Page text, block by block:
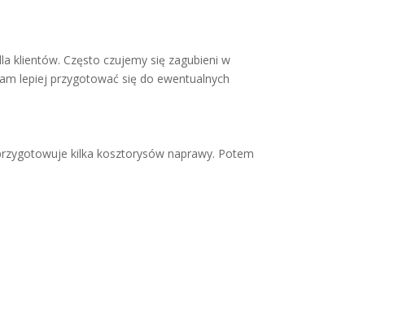
klientów. Często czujemy się zagubieni w
lepiej przygotować się do ewentualnych
kilka kosztorysów naprawy. Potem